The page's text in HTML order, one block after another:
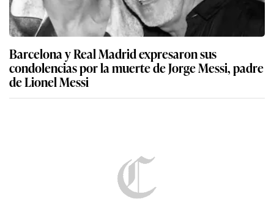
Barcelona y Real Madrid expresaron sus
condolencias por la muerte de Jorge Messi, padre
de Lionel Messi